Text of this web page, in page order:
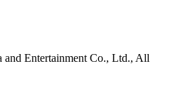
Entertainment Co., Ltd., All